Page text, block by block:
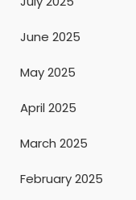
June 2025
May 2025
April 2025
March 2025
February 2025